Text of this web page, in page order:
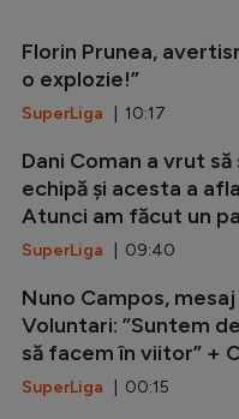
Florin Prunea,
o explozie!”
SuperLiga | 10:17
Dani Coman a vrut
echipă și acesta a
Atunci am făcut un
SuperLiga | 09:40
Nuno Campos,
Voluntari: ”Suntem
să facem în viitor” +
SuperLiga | 00:15